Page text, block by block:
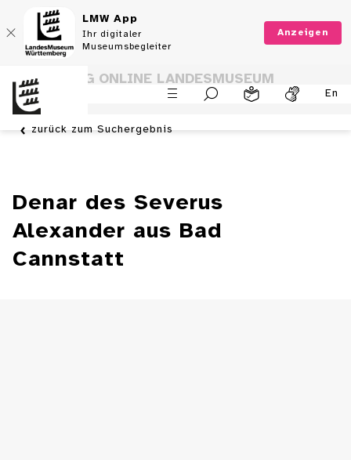
LMW App
Ihr digitaler
Museumsbegleiter
Anzeigen
En
SAMMLUNG ONLINE LANDESMUSEUM
WÜRTTEMBERG
zurück zum Suchergebnis
Denar des Severus
Alexander aus Bad
Cannstatt